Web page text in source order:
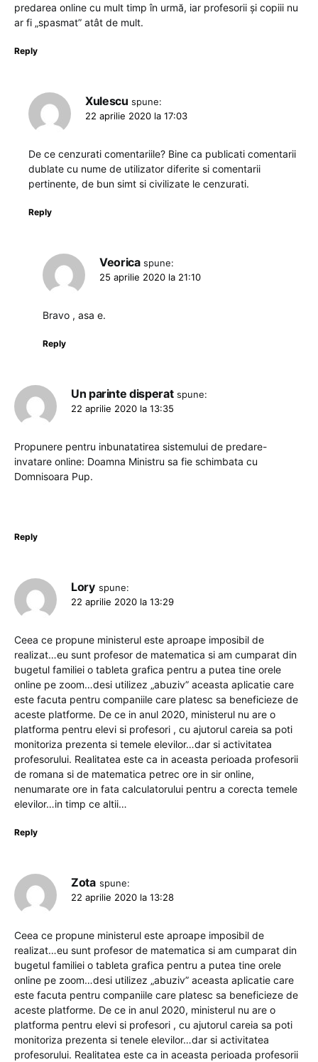
predarea online cu mult timp în urmă, iar profesorii și copiii nu
ar fi „spasmat” atât de mult.
Reply
Xulescu spune:
22 aprilie 2020 la 17:03
De ce cenzurati comentariile? Bine ca publicati comentarii
dublate cu nume de utilizator diferite si comentarii
pertinente, de bun simt si civilizate le cenzurati.
Reply
Veorica spune:
25 aprilie 2020 la 21:10
Bravo , asa e.
Reply
Un parinte disperat spune:
22 aprilie 2020 la 13:35
Propunere pentru inbunatatirea sistemului de predare-
invatare online: Doamna Ministru sa fie schimbata cu
Domnisoara Pup.
Reply
Lory spune:
22 aprilie 2020 la 13:29
Ceea ce propune ministerul este aproape imposibil de
realizat…eu sunt profesor de matematica si am cumparat din
bugetul familiei o tableta grafica pentru a putea tine orele
online pe zoom…desi utilizez „abuziv” aceasta aplicatie care
este facuta pentru companiile care platesc sa beneficieze de
aceste platforme. De ce in anul 2020, ministerul nu are o
platforma pentru elevi si profesori , cu ajutorul careia sa poti
monitoriza prezenta si temele elevilor…dar si activitatea
profesorului. Realitatea este ca in aceasta perioada profesorii
de romana si de matematica petrec ore in sir online,
nenumarate ore in fata calculatorului pentru a corecta temele
elevilor…in timp ce altii…
Reply
Zota spune:
22 aprilie 2020 la 13:28
Ceea ce propune ministerul este aproape imposibil de
realizat…eu sunt profesor de matematica si am cumparat din
bugetul familiei o tableta grafica pentru a putea tine orele
online pe zoom…desi utilizez „abuziv” aceasta aplicatie care
este facuta pentru companiile care platesc sa beneficieze de
aceste platforme. De ce in anul 2020, ministerul nu are o
platforma pentru elevi si profesori , cu ajutorul careia sa poti
monitoriza prezenta si tenele elevilor…dar si activitatea
profesorului. Realitatea este ca in aceasta perioada profesorii